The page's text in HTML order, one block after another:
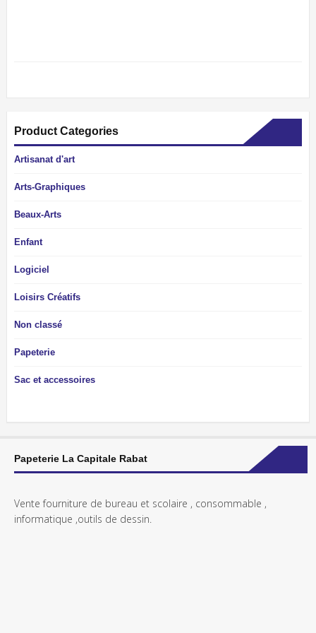
Product Categories
Artisanat d'art
Arts-Graphiques
Beaux-Arts
Enfant
Logiciel
Loisirs Créatifs
Non classé
Papeterie
Sac et accessoires
Papeterie La Capitale Rabat
Vente fourniture de bureau et scolaire , consommable ,
informatique ,outils de dessin.